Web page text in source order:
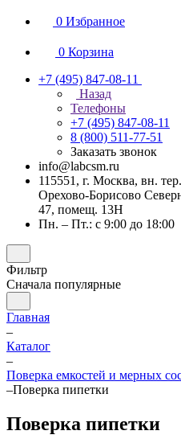
0 Избранное
0 Корзина
+7 (495) 847-08-11
Назад
Телефоны
+7 (495) 847-08-11
8 (800) 511-77-51
Заказать звонок
info@labcsm.ru
115551, г. Москва, вн.
Орехово-Борисово
47, помещ. 13Н
Пн. – Пт.: с 9:00 до 18:00
Фильтр
Сначала популярные
Главная
–
Каталог
–
Поверка емкостей и мерных
–Поверка пипетки
Поверка пипетки